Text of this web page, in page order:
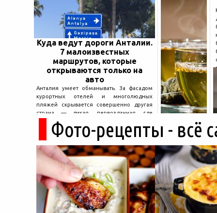
Куда ведут дороги Анталии.
7 малоизвестных
маршрутов, которые
открываются только на
авто
Анталия умеет обманывать. За фасадом
курортных отелей и многолюдных
пляжей скрывается совершенно другая
страна — дикая, первозданная, где
древние руины дремлют в тени кедров, а
горные дороги ведут к местам, о которых
не расскажет ни один автобусный гид....
Фото-рецепты - всё